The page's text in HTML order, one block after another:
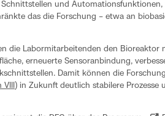
und Automationsfunktionen,
das die Forschung – etwa an
die Labormitarbeitenden den Bioreaktor
erneuerte Sensoranbindung,
Damit können die
) in Zukunft deutlich stabilere Prozesse